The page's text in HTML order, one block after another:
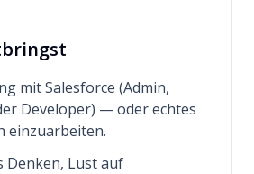
mit Salesforce (Admin,
Developer) — oder echtes
einzuarbeiten.
Lust auf